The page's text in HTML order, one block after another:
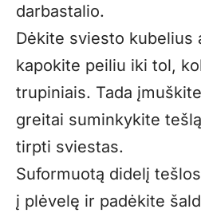
darbastalio.
Dėkite sviesto kubelius
kapokite peiliu iki tol,
trupiniais. Tada
greitai suminkykite
tirpti sviestas.
Suformuotą didelį
į plėvelę ir padėkite